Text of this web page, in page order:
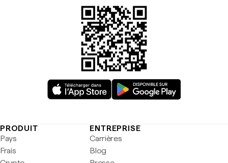
PRODUIT
Pays
Frais
ENTREPRISE
Carrières
Blog